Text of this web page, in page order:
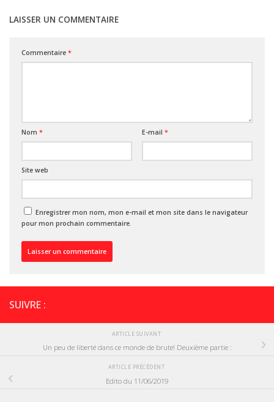
LAISSER UN COMMENTAIRE
Commentaire *
Nom * E-mail *
Site web
Enregistrer mon nom, mon e-mail et mon site dans le navigateur
pour mon prochain commentaire.
SUIVRE :
ARTICLE SUIVANT
Un peu de liberté dans ce monde de brute! Deuxième partie :
ARTICLE PRÉCÉDENT
Edito du 11/06/2019